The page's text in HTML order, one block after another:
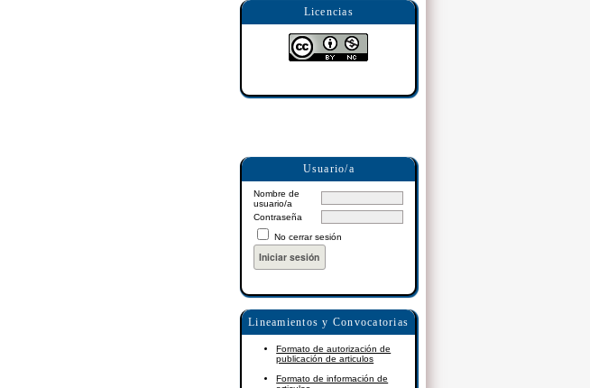
Licencias
Usuario/a
Nombre de
usuario/a
Contraseña
No cerrar sesión
Lineamientos y Convocatorias
Formato de autorización de
publicación de articulos
Formato de información de